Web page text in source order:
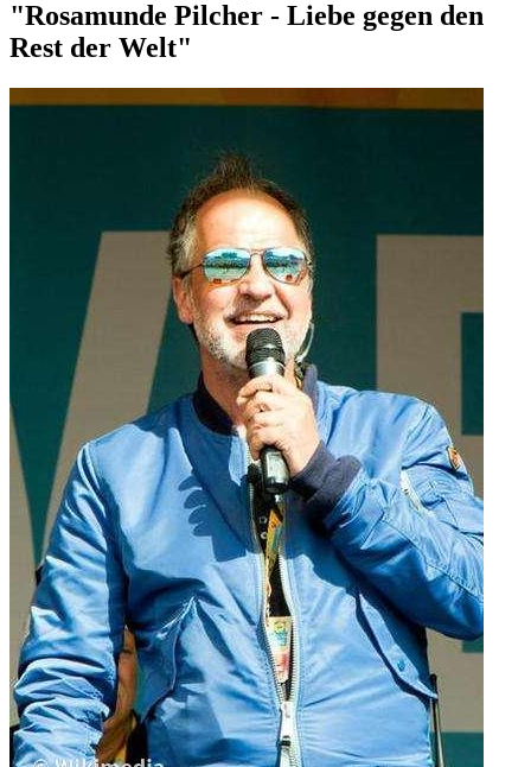
"Rosamunde Pilcher - Liebe gegen den
Rest der Welt"